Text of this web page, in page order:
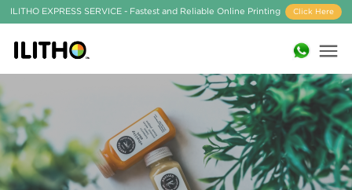
ILITHO EXPRESS SERVICE - Fastest and Reliable Online Printing Click Here